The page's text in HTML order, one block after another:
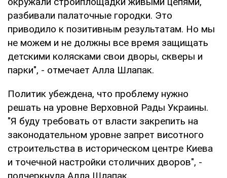
разбивали палаточные городки. Это
приводило к позитивным результатам. Но мы
не можем и не должны все время защищать
детскими колясками свои дворы, скверы и
парки", - отмечает Алла Шлапак.
Политик убеждена, что проблему нужно
решать на уровне Верховной Рады Украины.
"Я буду требовать от власти закрепить на
законодательном уровне запрет висотного
строительства в историческом центре Киева
и точечной настройки столичних дворов", -
подчеркнула Алла Шлапак.